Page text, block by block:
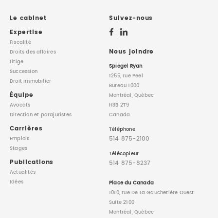
PROPRIÉTÉ INTELLECTUELLE
DROIT DE LA FAMILLE
Le cabinet
Expertise
Fiscalité
Droits des affaires
Litige
Succession
Droit immobilier
Équipe
Avocats
Directionet parajuristes
Carrières
Emplois
Stages
Publications
Actualités
Idées
Suivez-nous
Nous joindre
Spiegel Ryan
1255, rue Peel
Bureau 1000
Montréal, Québec
H3B 2T9
Canada
Téléphone
514 875-2100
Télécopieur
514 875-8237
Place du Canada
1010, rue De La Gauchetière Ouest
Suite 2100
Montréal, Québec